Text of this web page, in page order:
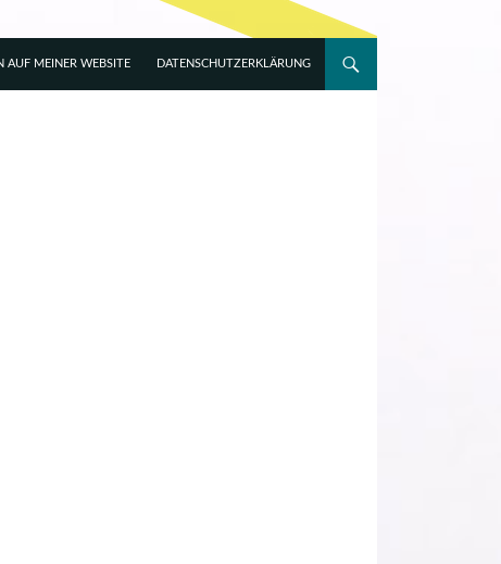
DATENSCHUTZERKLÄRUNG
AUF MEINER WEBSITE